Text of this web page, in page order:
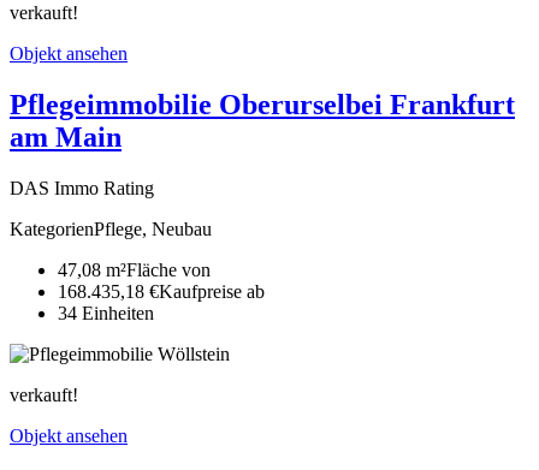
verkauft!
Objekt ansehen
Pflegeimmobilie Oberurselbei Frankfurt
am Main
DAS Immo Rating
KategorienPflege, Neubau
47,08 m²Fläche von
168.435,18 €Kaufpreise ab
34 Ein­heiten
verkauft!
Objekt ansehen